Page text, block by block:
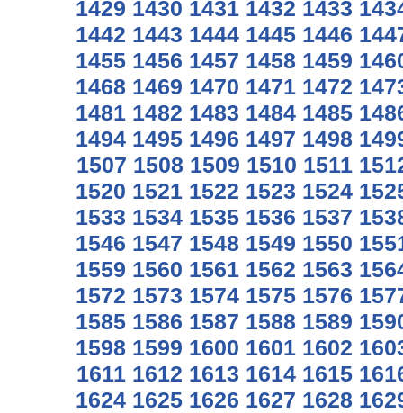
1429 1430 1431 1432 1433
1442 1443 1444 1445 1446
1455 1456 1457 1458 1459
1468 1469 1470 1471 1472
1481 1482 1483 1484 1485
1494 1495 1496 1497 1498
1507 1508 1509 1510 1511
1520 1521 1522 1523 1524
1533 1534 1535 1536 1537
1546 1547 1548 1549 1550
1559 1560 1561 1562 1563
1572 1573 1574 1575 1576
1585 1586 1587 1588 1589
1598 1599 1600 1601 1602
1611 1612 1613 1614 1615
1624 1625 1626 1627 1628